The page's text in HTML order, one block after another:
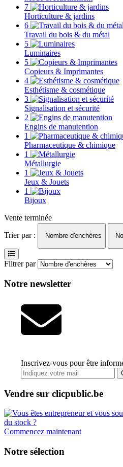
7
Horticulture & jardins
6
Travail du bois & du métal
5
Luminaires
5
Copieurs & Imprimantes
4
Esthétisme & cosmétique
3
Signalisation et sécurité
2
Engins de manutention
1
Pharmaceutique & chimique
1
Métallurgie
1
Jeux & Jouets
1
Bijoux
Vente terminée
Trier par :
Nombre d'enchères
Filtrer par
Notre newsletter
Inscrivez-vous pour être
Vendre sur clicpublic.be
Commencez maintenant
Notre sélection